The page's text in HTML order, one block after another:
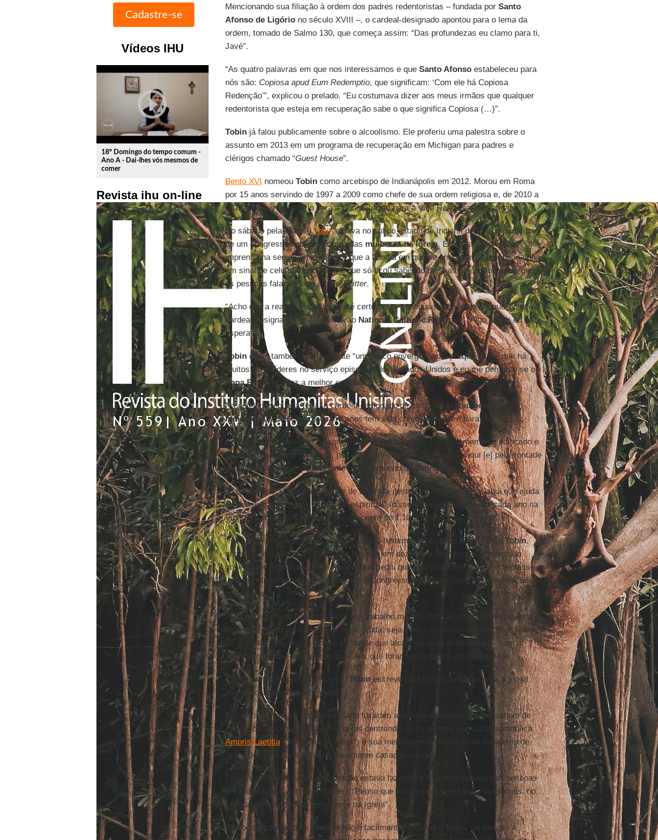
Vídeos IHU
play_circle_outline
18º Domingo do tempo comum -
Ano A - Dai-lhes vós mesmos de
comer
Revista ihu on-line
Mencionando sua filiação à ordem dos padres redentoristas – fundada por Santo
Afonso de Ligóriono século XVIII –, o cardeal-designado apontou para o lema da
ordem, tomado de Salmo 130, que começa assim: “Das profundezas eu clamo para ti,
Javé”.
“As quatro palavras em que nos interessamos e que Santo Afonsoestabeleceu para
nós são: Copiosa apud Eum Redemptio, que significam: ‘Com ele há Copiosa
Redenção’”, explicou o prelado. “Eu costumava dizer aos meus irmãos que qualquer
redentorista que esteja em recuperação sabe o que significa Copiosa (…)”.
Tobinjá falou publicamente sobre o alcoolismo. Ele proferiu uma palestra sobre o
assunto em 2013 em um programa de recuperação em Michigan para padres e
clérigos chamado “Guest House”.
Bento XVI nomeou Tobincomo arcebispo de Indianápolis em 2012. Morou em Roma
por 15 anos servindo de 1997 a 2009 como chefe de sua ordem religiosa e, de 2010 a
2012, como o secretário para a Congregação para a Vida Religiosa, do Vaticano.
No sábado pela manhã,Tobinestava no sul do estado de Indiana depois de participar
de um congresso sobre liderança das mulheres na Igreja. Em uma coletiva de
imprensa na segunda-feira, disse que a abadia em que se encontrava no sábado tinha
um sinal de celular muito ruim, e que só ficou sabendo de sua nomeação depois que
as pessoas falaram com ele noTwitter.
“Acho que a reação inicial foi, e até certo ponto continua sendo, a de choque”, disse o
cardeal-designado em entrevista ao National Catholic Reporter. “Algo assim eu não
esperava”.
Tobindisse também que se sente “um pouco envergonhado, porque eu sei que há
muitos bons líderes no serviço episcopal dos Estados Unidos e eu me pergunto se o
Papa Franciscofez a melhor escolha”.
Na coletiva segunda-feira, o cardeal-designado disse que a
Arquidiocese
Indianápolisnos últimos quatro anos tem sido como um mestre para ele.
Aprofundando a questão na entrevista,Tobinfalou que é “constantemente edificado e
inspirado pelo amor da Igreja, por um vasto espectro de pessoas aqui [e] pela vontade
delas de avançar, especialmente no testemunho do
Evangelho ”.
“Basicamente, é o tipo de atitude de acolhida destes cristãos católicos aqui que ajuda
as pessoas a encontrarem um lar espiritual”, disse ele, explicando que a cada ano na
Vigília Pascal a arquidiocese recebe cerca de 1.100 novos católicos na fé.
“Não é um emprego; não é uma carreira; é testemunho do povo aqui”, disseTobin,
antes de referenciar a sua própria decisão em dezembro de ir contra o desejo do
governador de Indiana,
Mike Pence , que pediu que a arquidiocese não reassentasse
uma família de
refugiados síriosaté o Congresso aprovasse uma nova legislação
imigratória.
“Acho que sempre podemos fazer um trabalho melhor, mas acredito também que há
uma espécie de atitude-padrão de acolhida, seja com a crescente população hispânica
da arquidiocese, seja – em um incidente que alcançou certa notoriedade – com o
apoio esmagador aos refugiados sírios que foram assentados aqui”, disse ele.
Como muitos bispos diocesanos,Tobinescreve uma coluna semanal para o jornal
arquidiocesano, The Criterion
Dez de seus artigos no ano passado focaram aspectos diferentes da mensagem de
misericórdia do papa, com uma delas centrando-se na recente exortação apostólica
Amoris Laetitia(“A Alegria do Amor”) e sua mensagem de inclusão ao ministério de
Igreja dos fiéis divorciados e novamente casados no civil.
Perguntado sobre como a exortação estava fazendo a diferença na vida das pessoas
em Indianápolis, Tobin respondeu: “Penso que nós bispos precisamos fazer mais, no
sentido de desenvolver esse tema na Igreja”.
“O documento Amoris Laetitianão é facilmente redutível a tuítes, ou mesmo a